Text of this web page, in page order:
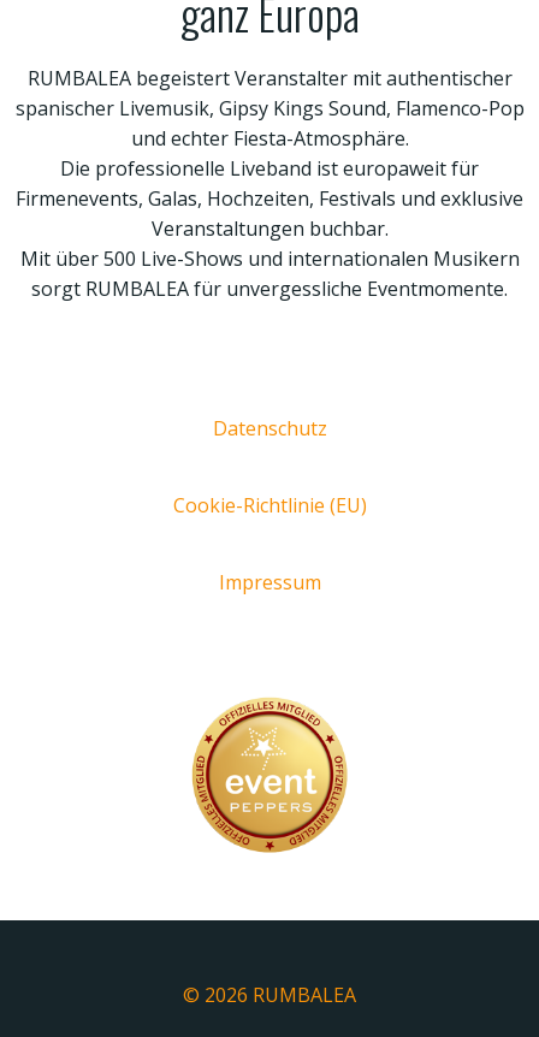
ganz Europa
RUMBALEA begeistert Veranstalter mit authentischer
spanischer Livemusik, Gipsy Kings Sound, Flamenco-Pop
und echter Fiesta-Atmosphäre.
Die professionelle Liveband ist europaweit für
Firmenevents, Galas, Hochzeiten, Festivals und exklusive
Veranstaltungen buchbar.
Mit über 500 Live-Shows und internationalen Musikern
sorgt RUMBALEA für unvergessliche Eventmomente.
Datenschutz
Cookie-Richtlinie (EU)
Impressum
© 2026 RUMBALEA